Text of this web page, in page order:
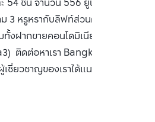
3 หรูหรากับลิฟท์ส่วนตัวทุกยูนิต ซื้อ
งฝากขายคอนโดมิเนียม Star view
ติดต่อหาเรา Bangkok
ยวชาญของเราได้แนะนำคอนโดให้